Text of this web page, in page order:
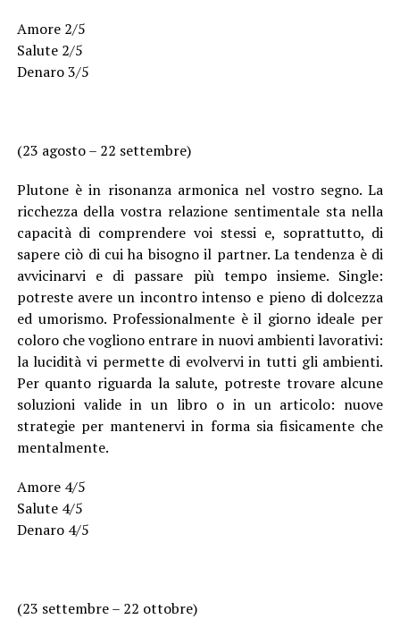
Amore 2/5
Salute 2/5
Denaro 3/5
(23 agosto – 22 settembre)
Plutone è in risonanza armonica nel vostro segno. La
ricchezza della vostra relazione sentimentale sta nella
capacità di comprendere voi stessi e, soprattutto, di
sapere ciò di cui ha bisogno il partner. La tendenza è di
avvicinarvi e di passare più tempo insieme. Single:
potreste avere un incontro intenso e pieno di dolcezza
ed umorismo. Professionalmente è il giorno ideale per
coloro che vogliono entrare in nuovi ambienti lavorativi:
la lucidità vi permette di evolvervi in tutti gli ambienti.
Per quanto riguarda la salute, potreste trovare alcune
soluzioni valide in un libro o in un articolo: nuove
strategie per mantenervi in forma sia fisicamente che
mentalmente.
Amore 4/5
Salute 4/5
Denaro 4/5
(23 settembre – 22 ottobre)